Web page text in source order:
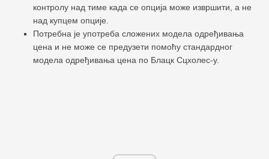
контролу над тиме када се опција може извршити, а не
над купцем опције.
Потребна је употреба сложених модела одређивања
цена и не може се предузети помоћу стандардног
модела одређивања цена по Блацк Сцхолес-у.